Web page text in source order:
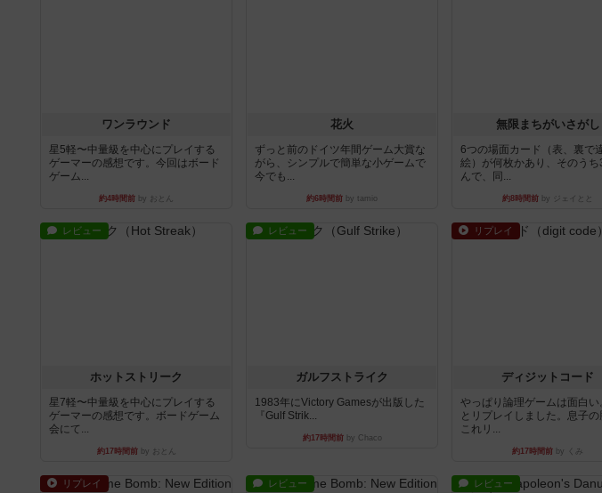
ワンラウンド
星5軽〜中量級を中心にプレイする
ゲーマーの感想です。今回はボード
ゲーム...
約4時間前 by おとん
花火
ずっと前のドイツ年間ゲーム大賞な
がら、シンプルで簡単な小ゲームで
今でも...
約6時間前 by tamio
無限まちがいさがし
6つの場面カード（表、裏で
絵）が何枚かあり、そのうち
んで、同...
約8時間前 by ジェイとと
レビュー
ホットストリーク
星7軽〜中量級を中心にプレイする
ゲーマーの感想です。ボードゲーム
会にて...
約17時間前by おとん
レビュー
ガルフストライク
1983年にVictory Gamesが出版した
『Gulf Strik...
約17時間前by Chaco
リプレイ
ディジットコード
やっぱり論理ゲームは面白い
とリプレイしました。息子の
これリ...
約17時間前 by くみ
リプレイ レビュー レビュー